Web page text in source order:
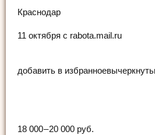
Краснодар
11 октября c rabota.mail.ru
добавить в
18 000 – 20 000 руб.